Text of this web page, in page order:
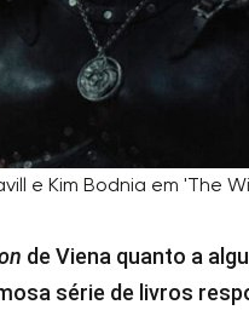
e Kim Bodnia em 'The
de Viena quanto a
série de livros